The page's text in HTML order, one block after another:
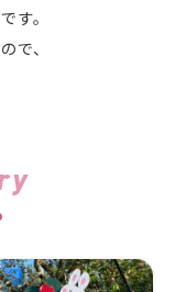
す。
で、